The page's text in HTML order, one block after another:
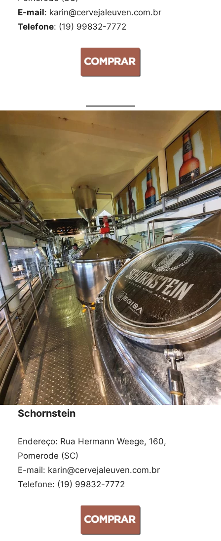
E-mail: karin@cervejaleuven.com.br
Telefone: (19) 99832-7772
Schornstein
Endereço: Rua Hermann Weege, 160,
Pomerode (SC)
E-mail: karin@cervejaleuven.com.br
Telefone: (19) 99832-7772